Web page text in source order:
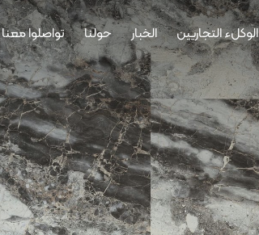
الوكلء التجاريين الخبار حولنا تواصلوا معنا